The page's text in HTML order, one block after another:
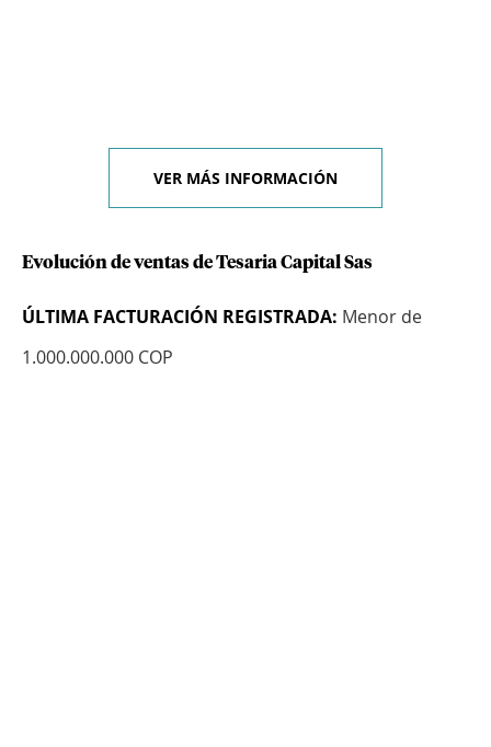
VER MÁS INFORMACIÓN
Evolución de ventas de Tesaria Capital Sas
ÚLTIMA FACTURACIÓN REGISTRADA: Menor de
1.000.000.000 COP